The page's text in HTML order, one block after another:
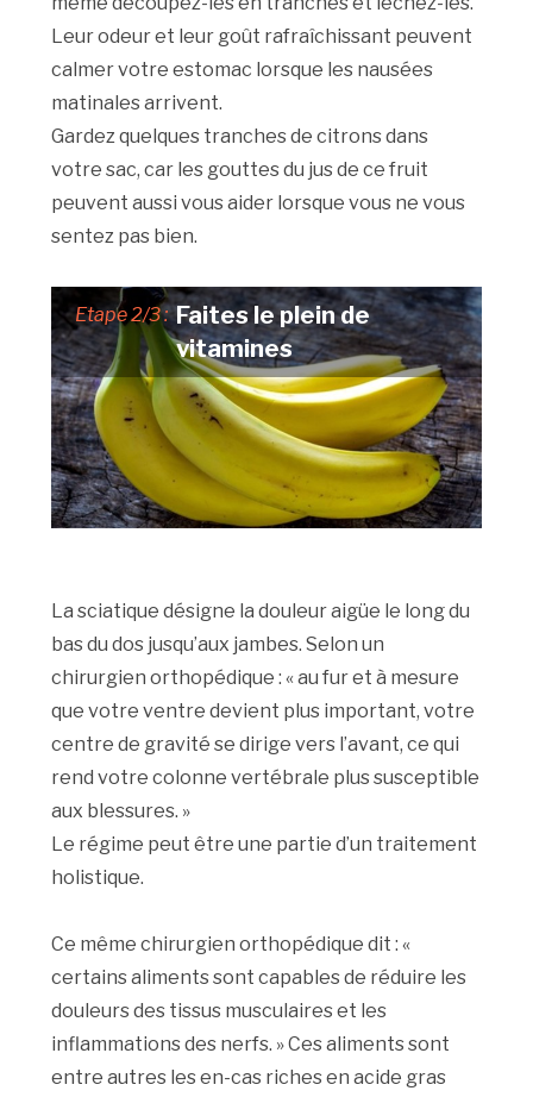
Leur odeur et leur goût rafraîchissant peuvent
calmer votre estomac lorsque les nausées
matinales arrivent.
Gardez quelques tranches de citrons dans
votre sac, car les gouttes du jus de ce fruit
peuvent aussi vous aider lorsque vous ne vous
sentez pas bien.
Etape 2/3 : Faites le plein de
vitamines
La sciatique désigne la douleur aigüe le long du
bas du dos jusqu’aux jambes. Selon un
chirurgien orthopédique : « au fur et à mesure
que votre ventre devient plus important, votre
centre de gravité se dirige vers l’avant, ce qui
rend votre colonne vertébrale plus susceptible
aux blessures. »
Le régime peut être une partie d’un traitement
holistique.
Ce même chirurgien orthopédique dit : «
certains aliments sont capables de réduire les
douleurs des tissus musculaires et les
inflammations des nerfs. » Ces aliments sont
entre autres les en-cas riches en acide gras